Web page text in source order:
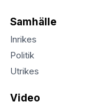
Samhälle
Inrikes
Politik
Utrikes
Video